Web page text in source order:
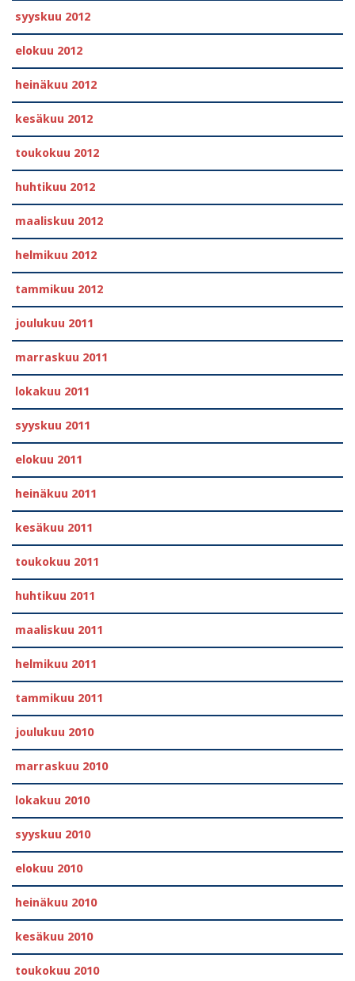
syyskuu 2012
elokuu 2012
heinäkuu 2012
kesäkuu 2012
toukokuu 2012
huhtikuu 2012
maaliskuu 2012
helmikuu 2012
tammikuu 2012
joulukuu 2011
marraskuu 2011
lokakuu 2011
syyskuu 2011
elokuu 2011
heinäkuu 2011
kesäkuu 2011
toukokuu 2011
huhtikuu 2011
maaliskuu 2011
helmikuu 2011
tammikuu 2011
joulukuu 2010
marraskuu 2010
lokakuu 2010
syyskuu 2010
elokuu 2010
heinäkuu 2010
kesäkuu 2010
toukokuu 2010